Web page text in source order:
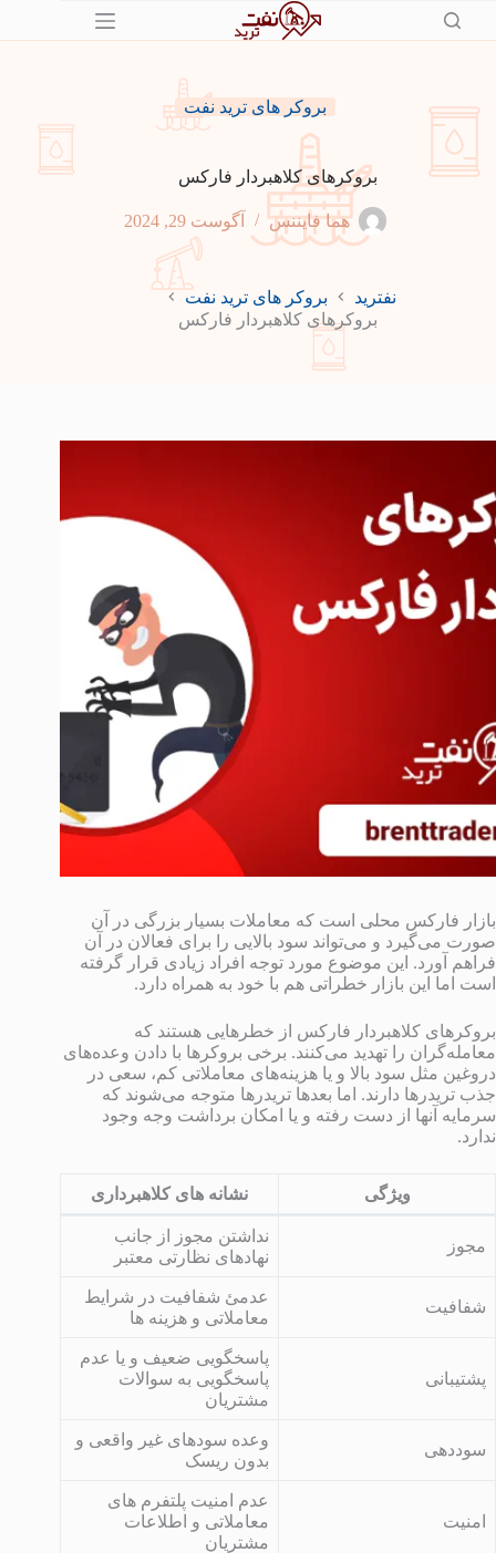
بروکر های ترید نفت
بروکرهای کلاهبردار فارکس
هما فایننس آگوست 29, 2024
نفترید
بروکر های ترید نفت
بروکرهای کلاهبردار فارکس
بازار فارکس محلی است که معاملات بسیار بزرگی در آن
صورت می‌گیرد و می‌تواند سود بالایی را برای فعالان در آن
فراهم آورد. این موضوع مورد توجه افراد زیادی قرار گرفته
است اما این بازار خطراتی هم با خود به همراه دارد.
بروکرهای کلاهبردار فارکس از خطرهایی هستند که
معامله‌گران را تهدید می‌کنند. برخی بروکرها با دادن وعده‌های
دروغین مثل سود بالا و یا هزینه‌های معاملاتی کم، سعی در
جذب تریدرها دارند. اما بعدها تریدرها متوجه می‌شوند که
سرمایه آنها از دست رفته و یا امکان برداشت وجه وجود
ندارد.
ویژگی نشانه های کلاهبرداری
مجوز
نداشتن مجوز از جانب
نهادهای نظارتی معتبر
شفافیت
عدمئ شفافیت در شرایط
معاملاتی و هزینه ها
پشتیبانی
پاسخگویی ضعیف و یا عدم
پاسخگویی به سوالات
مشتریان
سوددهی
وعده سودهای غیر واقعی و
بدون ریسک
امنیت
عدم امنیت پلتفرم های
معاملاتی و اطلاعات
مشتریان